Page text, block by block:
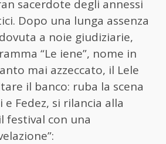
sacerdote degli annessi
Dopo una lunga assenza
a noie giudiziarie,
“Le iene”, nome in
mai azzeccato, il Lele
il banco: ruba la scena
Fedez, si rilancia alla
festival con una